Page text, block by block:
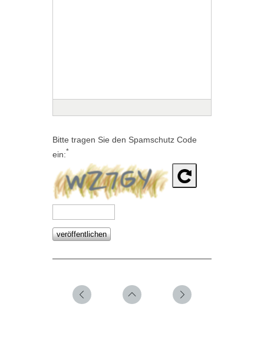
Bitte tragen Sie den Spamschutz Code
ein:*